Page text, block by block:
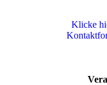
Klicke